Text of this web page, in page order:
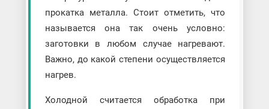
прокатка металла. Стоит отметить, что
называется она так очень условно:
заготовки в любом случае нагревают.
Важно, до какой степени осуществляется
нагрев.
Холодной считается обработка при